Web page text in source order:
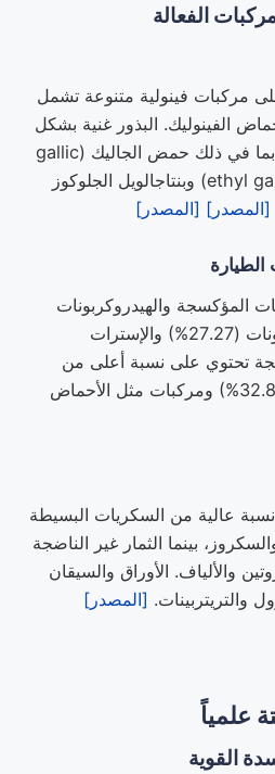
الفعالة
مركبات فينولية متنوعة تشمل
الفينوليك. البذور غنية بشكل
خاص بمركبات الجالوتانين، بما في ذلك حمض الجاليك (gallic
acid) وجالات الإيثيل (ethyl gallate) وبنتاجالويل الجلوكوز
[المصدر] [المصدر]
الطيارة
المؤكسجة والهيدروكربونات
التربينية (29.28%)، والكيتونات (27.27%) والإسترات
تحتوي على نسبة أعلى من
الهيدروكربونات التربينية (32.89%) ومركبات مثل الأحماض
عالية من السكريات البسيطة
بينما الثمار غير الناضجة
والألياف. الأوراق والسيقان
والتريتربينات. [المصدر]
علمياً
القوية